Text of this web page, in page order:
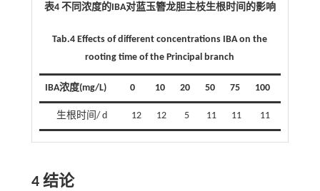
表4 不同浓度的IBA对蓝玉簪龙胆主枝生根时间的影响
Tab.4 Effects of different concentrations IBA on the
rooting time of the Principal branch
IBA浓度(mg/L) 0 10 20 50 75 100
生根时间/ d 12 12 5 11 11 11
4 结论